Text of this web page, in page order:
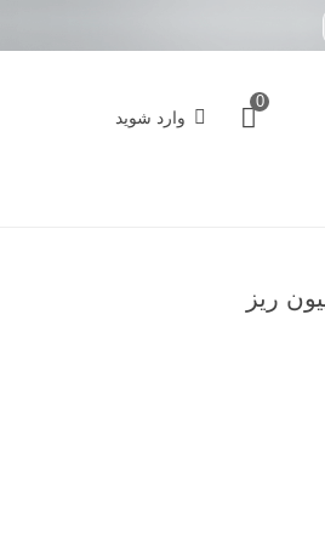
0
وارد شوید